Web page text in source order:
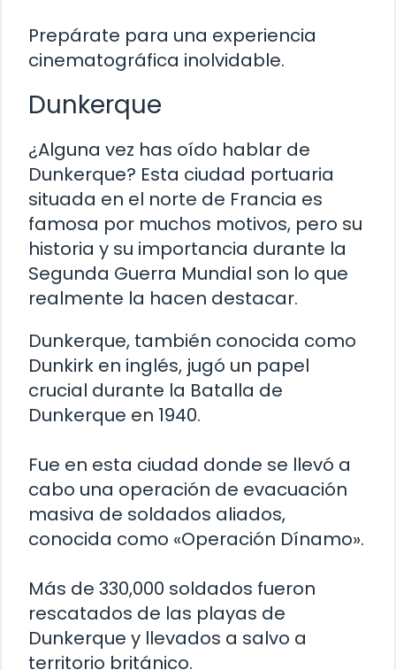
Prepárate para una experiencia
cinematográfica inolvidable.
Dunkerque
¿Alguna vez has oído hablar de
Dunkerque? Esta ciudad portuaria
situada en el norte de Francia es
famosa por muchos motivos, pero su
historia y su importancia durante la
Segunda Guerra Mundial son lo que
realmente la hacen destacar.
Dunkerque, también conocida como
Dunkirk en inglés, jugó un papel
crucial durante la Batalla de
Dunkerque en 1940.
Fue en esta ciudad donde se llevó a
cabo una operación de evacuación
masiva de soldados aliados,
conocida como «Operación Dínamo».
Más de 330,000 soldados fueron
rescatados de las playas de
Dunkerque y llevados a salvo a
territorio británico.